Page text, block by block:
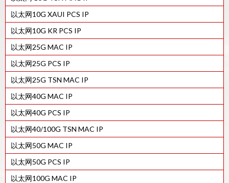
以太网10G XAUI PCS IP
以太网10G KR PCS IP
以太网25G MAC IP
以太网25G PCS IP
以太网25G TSN MAC IP
以太网40G MAC IP
以太网40G PCS IP
以太网40/100G TSN MAC IP
以太网50G MAC IP
以太网50G PCS IP
以太网100G MAC IP